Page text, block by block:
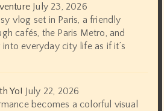
July 23, 2026
vlog set in Paris, a friendly
cafés, the Paris Metro, and
everyday city life as if it’s
Yo! July 22, 2026
becomes a colorful visual